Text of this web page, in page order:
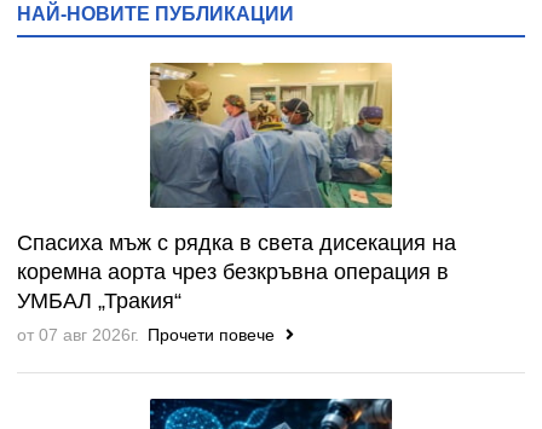
НАЙ-НОВИТЕ ПУБЛИКАЦИИ
Спасиха мъж с рядка в света дисекация на
коремна аорта чрез безкръвна операция в
УМБАЛ „Тракия“
от 07 авг 2026г. Прочети повече